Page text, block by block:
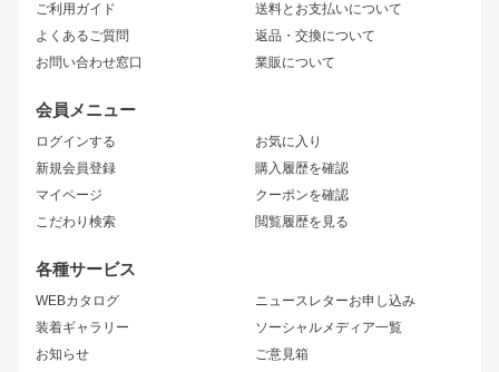
ご利用ガイド
よくあるご質問
お問い合わせ窓口
送料とお支払いについて
返品・交換について
業販について
会員メニュー
ログインする
新規会員登録
マイページ
こだわり検索
お気に入り
購入履歴を確認
クーポンを確認
閲覧履歴を見る
各種サービス
WEBカタログ
装着ギャラリー
お知らせ
ニュースレターお申し込み
ソーシャルメディア一覧
ご意見箱
JZX110 MARK II
JZX100 MARK II
JZX90 MARK II
トレノ
マークX
アリスト
ソアラ
アルテッツァ
ニッサン
S15 シルビア
S14 シルビア 後期
S13 シルビア
180SX
シルエイティ
ワンビア
ローレル
セフィーロ
キャラバン
ドリフトライン
風神
雷神
レーシングライン
アタックライン
ストリームライン
リアウイング
ジムニーパーツ
ホイール